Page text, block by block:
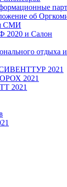
об
СМИ
и Салон
отдыха и
2021
2021
2021